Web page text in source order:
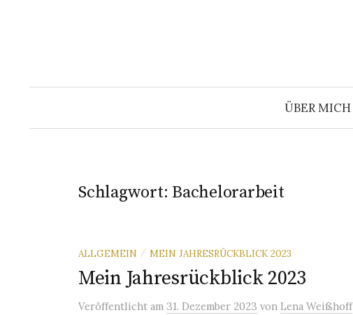
ÜBER MICH
Schlagwort: Bachelorarbeit
ALLGEMEIN / MEIN JAHRESRÜCKBLICK 2023
Mein Jahresrückblick 2023
Veröffentlicht am 31. Dezember 2023 von Lena Weißhoff